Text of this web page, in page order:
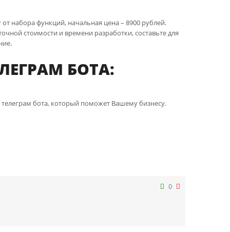
от набора функций, начальная цена – 8900 рублей.
стоимости и времени разработки, составьте для
БОТА:
бота, который поможет Вашему бизнесу.
0